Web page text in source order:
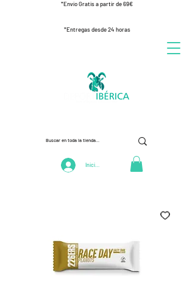
*Envío Gratis a partir de 69€
*Entregas desde 24 horas
Iniciar Sesión